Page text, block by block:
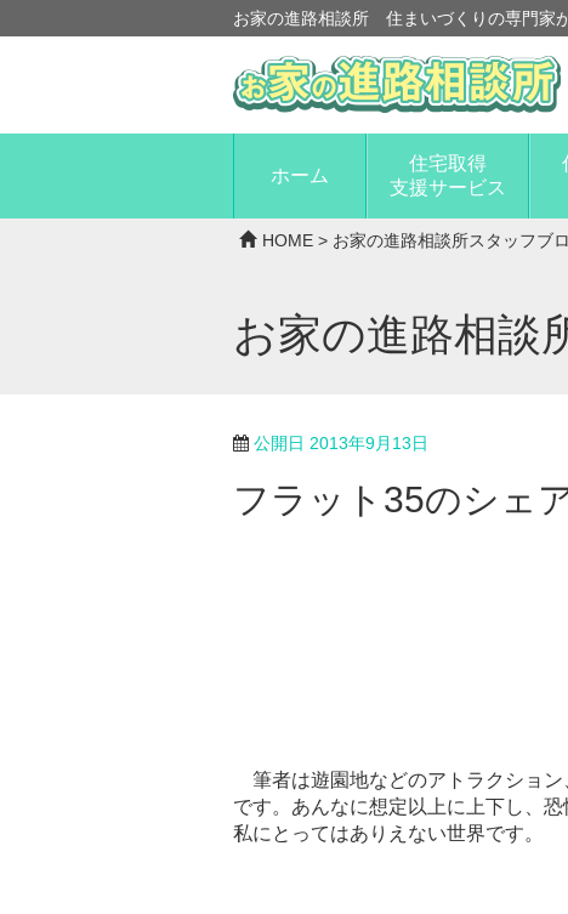
お家の進路相談所 住まいづくりの専門家
ホーム
住宅取得
支援サービス
HOME > お家の進路相談所スタッフブ
お家の進路相談
公開日 2013年9月13日
フラット35のシェ
筆者は遊園地などのアトラクショ
です。あんなに想定以上に上下し、
私にとってはありえない世界です。